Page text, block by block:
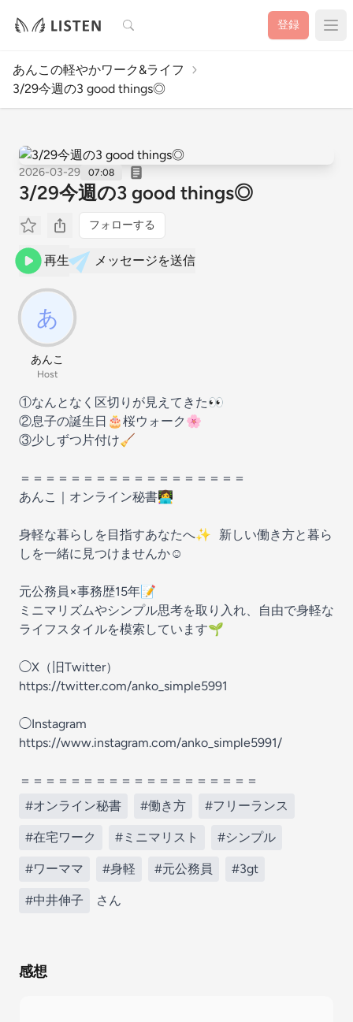
検索 登録
あんこの軽やかワーク&ライフ
3/29今週の3 good things◎
2026-03-29 07:08
3/29今週の3 good things◎
フォローする
再生 メッセージを送信
あんこ
Host
①なんとなく区切りが見えてきた👀
②息子の誕生日🎂桜ウォーク🌸
③少しずつ片付け🧹
＝＝＝＝＝＝＝＝＝＝＝＝＝＝＝＝＝＝
あんこ｜オンライン秘書👩‍💻
身軽な暮らしを目指すあなたへ✨ 新しい働き方と暮ら
しを一緒に見つけませんか☺️
元公務員×事務歴15年📝
ミニマリズムやシンプル思考を取り入れ、自由で身軽な
ライフスタイルを模索しています🌱
◯X（旧Twitter）
https://twitter.com/anko_simple5991
◯Instagram
https://www.instagram.com/anko_simple5991/
＝＝＝＝＝＝＝＝＝＝＝＝＝＝＝＝＝＝＝
#オンライン秘書
#働き方 #フリーランス
#在宅ワーク #ミニマリスト #シンプル
#ワーママ #身軽 #元公務員 #3gt
#中井伸子 さん
感想